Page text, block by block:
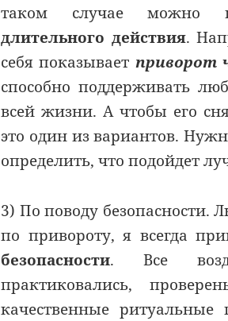
таком случае можно
длительного действия.
себя показывает приворот
способно поддерживать
всей жизни. А чтобы его
это один из вариантов.
определить, что подойдет
3) По поводу
по привороту, я всегда
безопасности. Все
практиковались,
качественные ритуальные